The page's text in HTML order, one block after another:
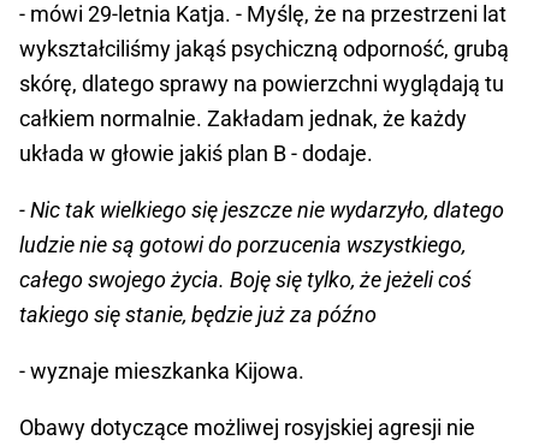
- mówi 29-letnia Katja. - Myślę, że na przestrzeni lat
wykształciliśmy jakąś psychiczną odporność, grubą
skórę, dlatego sprawy na powierzchni wyglądają tu
całkiem normalnie. Zakładam jednak, że każdy
układa w głowie jakiś plan B - dodaje.
- Nic tak wielkiego się jeszcze nie wydarzyło, dlatego
ludzie nie są gotowi do porzucenia wszystkiego,
całego swojego życia. Boję się tylko, że jeżeli coś
takiego się stanie, będzie już za późno
- wyznaje mieszkanka Kijowa.
Obawy dotyczące możliwej rosyjskiej agresji nie